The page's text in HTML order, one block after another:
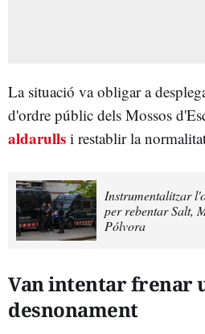
La situació va obligar a
d'ordre públic dels Mossos
aldarulls i restablir la
Instrumentalitzar
per rebentar Salt,
Pólvora
Van intentar frenar
desnonament